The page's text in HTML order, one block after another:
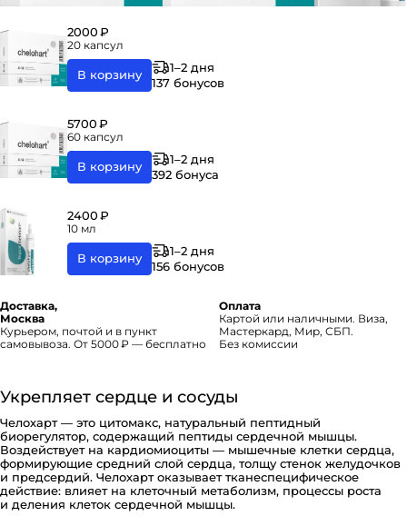
2000 ₽
20 капсул
В корзину
1–2 дня
137 бонусов
5700 ₽
60 капсул
В корзину
1–2 дня
392 бонуса
2400 ₽
10 мл
В корзину
1–2 дня
156 бонусов
Доставка,
Москва
Курьером, почтой и в пункт
самовывоза. От 5000 ₽ — бесплатно
Оплата
Картой или наличными. Виза,
Мастеркард, Мир, СБП.
Без комиссии
Укрепляет сердце и сосуды
Челохарт — это цитомакс, натуральный пептидный
биорегулятор, содержащий пептиды сердечной мышцы.
Воздействует на кардиомиоциты — мышечные клетки сердца,
формирующие средний слой сердца, толщу стенок желудочков
и предсердий. Челохарт оказывает тканеспецифическое
действие: влияет на клеточный метаболизм, процессы роста
и деления клеток сердечной мышцы.